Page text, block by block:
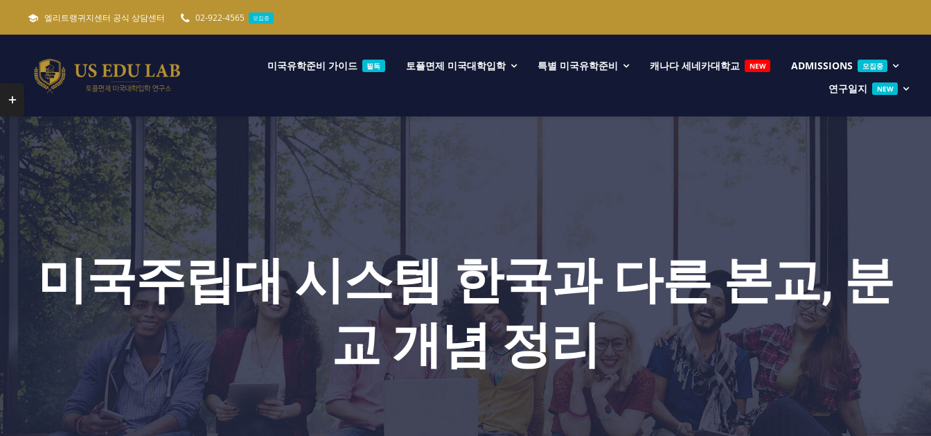
너
뛰
기
엘리트랭귀지센터 공식 상담센터 02-922-4565 모집중
미국유학준비 가이드 필독 토플면제 미국대학입학 특별 미국유학준비 캐나다 세네카대학교 NEW ADMISSIONS 모집중
연구일지 NEW
미국주립대 시스템 한국과 다른 본교, 분
교 개념 정리
Toggle
Sliding
Bar
Area